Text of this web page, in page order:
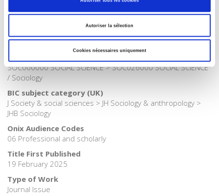
Autoriser la sélection
Cookies nécessaires uniquement
>Society
>Sociology
SOC000000 SOCIAL SCIENCE > SOC026000 SOCIAL SCIENCE
/ Sociology
BIC subject category (UK)
J Society & social sciences > JH Sociology & anthropology >
JHB Sociology
Onix Audience Codes
06 Professional and scholarly
Title First Published
19 February 2025
Type of Work
Journal Issue